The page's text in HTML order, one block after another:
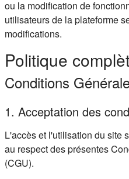
ou la modification de
utilisateurs de la plateforme
modifications.
Politique
Conditions
1. Acceptation des
L'accès et l'utilisation du site
au respect des présentes
(CGU).